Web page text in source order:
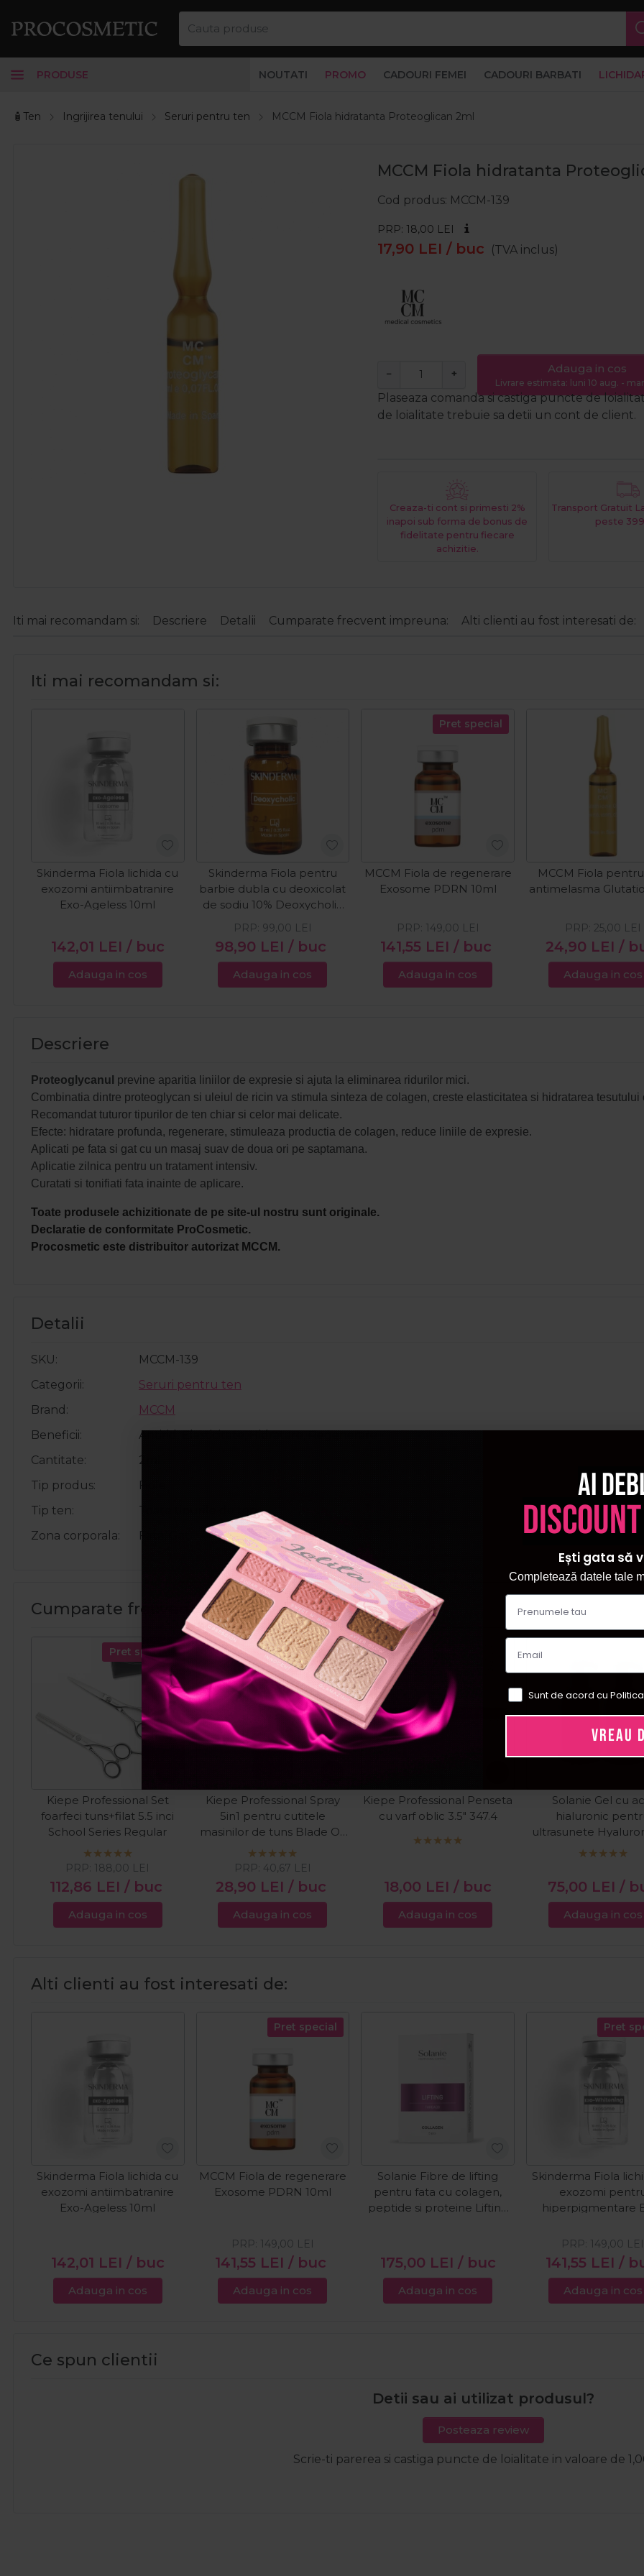
PRODUSE NOUTATI PROMO CADOURI FEMEI CADOURI BARBATI
🧴Ten Ingrijirea tenului Seruri pentru ten MCCM Fiola hidratanta Proteoglican 2ml
MCCM Fiola hidratanta
Cod produs MCCM-139
PRP: 18,00 LEI
17,90 LEI / buc (TVA inclus)
− + Adauga in cos
Livrare estimata: luni 10 aug. -
Plaseaza comanda si castiga puncte de
de loialitate trebuie sa detii un cont de client.
Creaza-ti cont si primesti 2%
inapoi sub forma de bonus de
fidelitate pentru fiecare
achizitie.
Transport Gratuit
peste
Iti mai recomandam si: Descriere Detalii Cumparate frecvent impreuna: Alti clienti au fost interesati de:
Iti mai recomandam si:
Skinderma Fiola lichida cu
exozomi antiimbatranire
Exo-Ageless 10ml
142,01 LEI / buc
Adauga in cos
Skinderma Fiola pentru
barbie dubla cu deoxicolat
de sodiu 10% Deoxycholic
98,90 LEI / buc
PRP: 99,00 LEI
Adauga in cos
Pret special
MCCM Fiola de regenerare
Exosome PDRN 10ml
141,55 LEI / buc
PRP: 149,00 LEI
Adauga in cos
MCCM Fiola
antimelasma
24,90 LEI /
PRP: 25,00 LEI
Adauga in cos
Descriere
Proteoglycanul previne aparitia liniilor de expresie si ajuta la eliminarea ridurilor mici.
Combinatia dintre proteoglycan si uleiul de ricin va stimula sinteza de colagen, creste elasticitatea si hidratarea tesutului
Recomandat tuturor tipurilor de ten chiar si celor mai delicate.
Efecte: hidratare profunda, regenerare, stimuleaza productia de colagen, reduce liniile de expresie.
Aplicati pe fata si gat cu un masaj suav de doua ori pe saptamana.
Aplicatie zilnica pentru un tratament intensiv.
Curatati si tonifiati fata inainte de aplicare.
Toate produsele achizitionate de pe site-ul nostru sunt originale.
Declaratie de conformitate ProCosmetic.
Procosmetic este distribuitor autorizat MCCM.
Detalii
SKU
MCCM-139
Categorii
Seruri pentru ten
Brand
MCCM
Beneficii
Antirid, Elasticitate, Hidratare, Regenerare
Cantitate
2ml
Tip produs
Fiole
Tip ten
Toate tipurile de ten
Zona corporala
Fata, Gat
Cumparate frecvent impreuna:
Pret special
Kiepe Professional Set
foarfeci tuns+filat 5.5 inci
School Series Regular
112,86 LEI / buc
PRP: 188,00 LEI
Adauga in cos
Pret special
Kiepe Professional Spray
5in1 pentru cutitele
masinilor de tuns Blade Oil
400ml
28,90 LEI / buc
PRP: 40,67 LEI
Adauga in cos
Kiepe Professional Penseta
cu varf oblic 3.5" 347.4
18,00 LEI / buc
Adauga in cos
Solanie Gel cu
hialuronic
ultrasunete
Special 2x300ml
75,00 LEI /
Adauga in cos
Alti clienti au fost interesati de:
Skinderma Fiola lichida cu
exozomi antiimbatranire
Exo-Ageless 10ml
142,01 LEI / buc
Adauga in cos
Pret special
MCCM Fiola de regenerare
Exosome PDRN 10ml
141,55 LEI / buc
PRP: 149,00 LEI
Adauga in cos
Solanie Fibre de lifting
pentru fata cu colagen,
peptide si proteine Lifting
175,00 LEI / buc
Adauga in cos
Pret
Skinderma Fiola
exozomi
hiperpigmentare
141,55 LEI /
PRP: 149,00 LEI
Adauga in cos
Ce spun clientii
Detii sau ai utilizat produsul?
Posteaza review
Scrie-ti parerea si castiga puncte de loialitate in valoare de
Ai
Ești gata să
Completează datele tale
Sunt de acord cu
VREAU